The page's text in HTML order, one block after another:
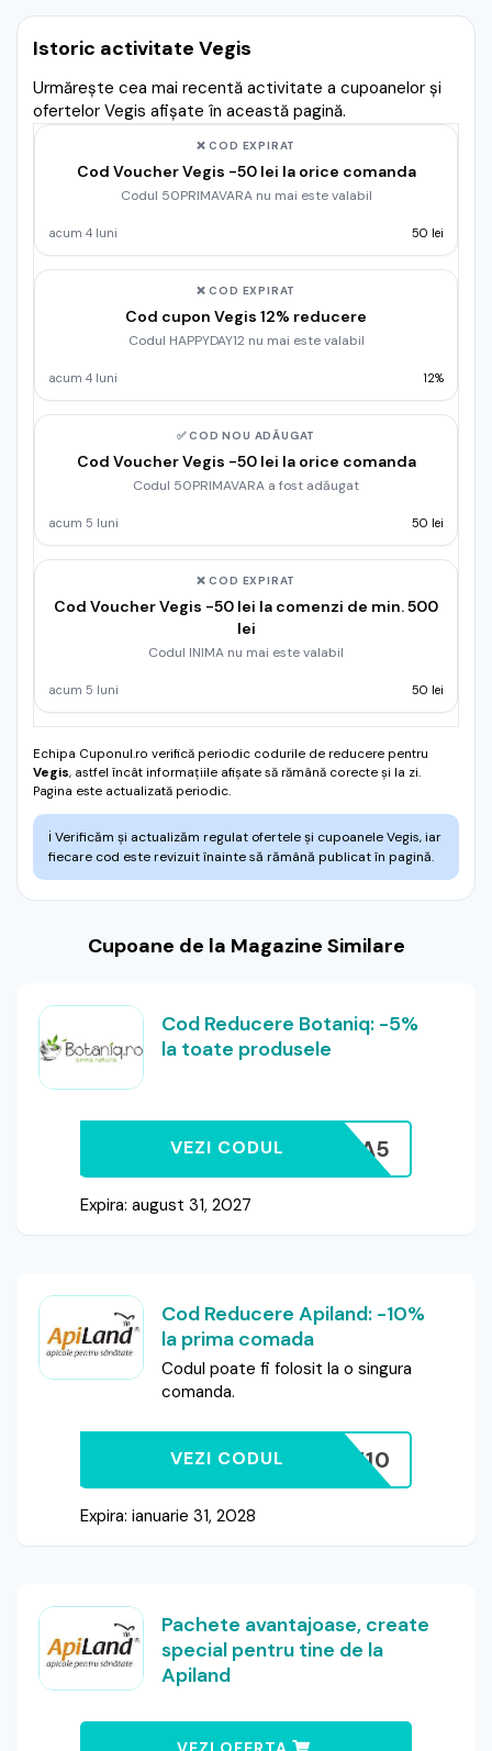
Istoric activitate Vegis
Urmărește cea mai recentă activitate a cupoanelor și
ofertelor Vegis afișate în această pagină.
❌ COD EXPIRAT
Cod Voucher Vegis -50 lei la orice comanda
Codul 50PRIMAVARA nu mai este valabil
acum 4 luni 50 lei
❌ COD EXPIRAT
Cod cupon Vegis 12% reducere
Codul HAPPYDAY12 nu mai este valabil
acum 4 luni 12%
✅ COD NOU ADĂUGAT
Cod Voucher Vegis -50 lei la orice comanda
Codul 50PRIMAVARA a fost adăugat
acum 5 luni 50 lei
❌ COD EXPIRAT
Cod Voucher Vegis -50 lei la comenzi de min. 500
lei
Codul INIMA nu mai este valabil
acum 5 luni 50 lei
Echipa Cuponul.ro verifică periodic codurile de reducere pentru
Vegis, astfel încât informațiile afișate să rămână corecte și la zi.
Pagina este actualizată periodic.
ℹ️ Verificăm și actualizăm regulat ofertele și cupoanele Vegis, iar
fiecare cod este revizuit înainte să rămână publicat în pagină.
Cupoane de la Magazine Similare
Cod Reducere Botaniq: -5%
la toate produsele
MIHAELA5
VEZI CODUL
Expira: august 31, 2027
Cod Reducere Apiland: -10%
la prima comada
Codul poate fi folosit la o singura
comanda.
BEE10
VEZI CODUL
Expira: ianuarie 31, 2028
Pachete avantajoase, create
special pentru tine de la
Apiland